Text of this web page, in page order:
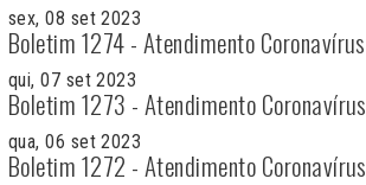
sex, 08 set 2023
Boletim 1274 - Atendimento Coronavírus
qui, 07 set 2023
Boletim 1273 - Atendimento Coronavírus
qua, 06 set 2023
Boletim 1272 - Atendimento Coronavírus